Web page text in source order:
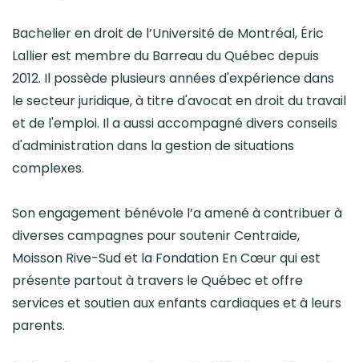
Bachelier en droit de l’Université de Montréal, Éric
Lallier est membre du Barreau du Québec depuis
2012. Il possède plusieurs années d'expérience dans
le secteur juridique, à titre d'avocat en droit du travail
et de l'emploi. Il a aussi accompagné divers conseils
d'administration dans la gestion de situations
complexes.
Son engagement bénévole l’a amené à contribuer à
diverses campagnes pour soutenir Centraide,
Moisson Rive-Sud et la Fondation En Cœur qui est
présente partout à travers le Québec et offre
services et soutien aux enfants cardiaques et à leurs
parents.